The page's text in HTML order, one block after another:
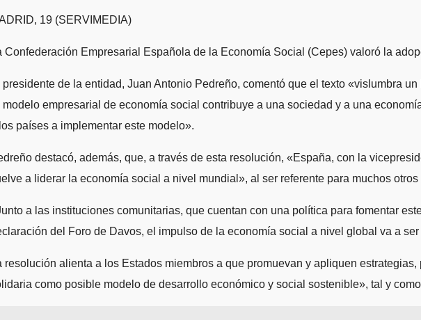
19 (SERVIMEDIA)
Confederación Empresarial Española de la Economía Social (Cepes) valoró la
presidente de la entidad, Juan Antonio Pedreño, comentó que el texto «vislumbra
modelo empresarial de economía social contribuye a una sociedad y a una
países a implementar este modelo».
destacó, además, que, a través de esta resolución, «España, con la
a liderar la economía social a nivel mundial», al ser referente para muchos
a las instituciones comunitarias, que cuentan con una política para fomentar
del Foro de Davos, el impulso de la economía social a nivel global va a
resolución alienta a los Estados miembros a que promuevan y apliquen
como posible modelo de desarrollo económico y social sostenible», tal y